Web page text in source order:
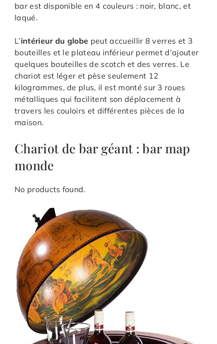
bar est disponible en 4 couleurs : noir, blanc, et
laqué.
L’intérieur du globe peut accueillir 8 verres et 3
bouteilles et le plateau inférieur permet d’ajouter
quelques bouteilles de scotch et des verres. Le
chariot est léger et pèse seulement 12
kilogrammes, de plus, il est monté sur 3 roues
métalliques qui facilitent son déplacement à
travers les couloirs et différentes pièces de la
maison.
Chariot de bar géant : bar map
monde
No products found.